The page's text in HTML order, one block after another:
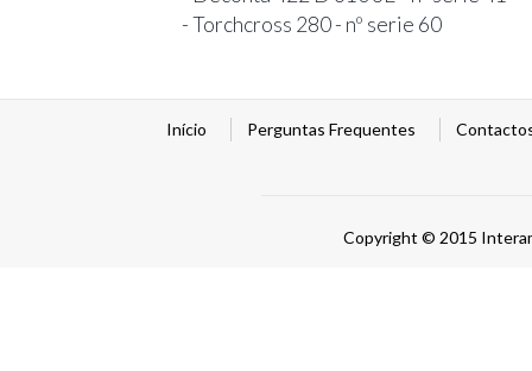
- Torchcross 280 - nº serie 60
Início Perguntas Frequentes
Copyright © 2015